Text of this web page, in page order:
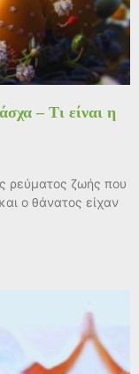
– Τι είναι η
ρεύματος ζωής που
ο θάνατος είχαν